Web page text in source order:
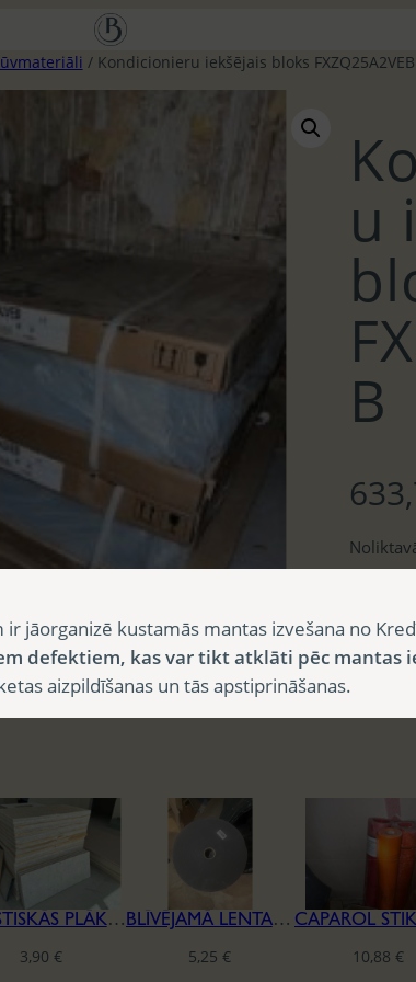
/ Kondicionieru iekšējais bloks FXZQ25A2VEB
u
B
AKUSTISKĀS PLĀKSNES CEWOOD
3,90€
BLĪVĒJAMĀ LENTA REĢIPŠA KONSTRUKCIJĀM
5,25€ 10,88€
jāorganizē kustamās mantas izvešana no
defektiem, kas var tikt atklāti pēc mantas
aizpildīšanas un tās apstiprināšanas.